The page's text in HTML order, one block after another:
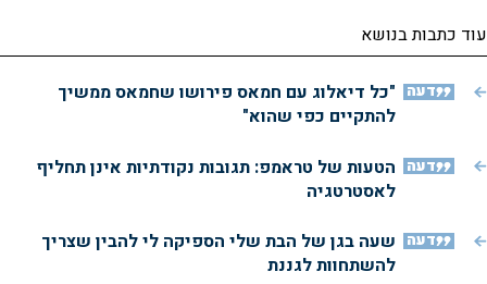
עוד כתבות בנושא
דעה "כל דיאלוג עם חמאס פירושו שחמאס ממשיך
להתקיים כפי שהוא"
דעה הטעות של טראמפ: תגובות נקודתיות אינן תחליף
לאסטרטגיה
דעה שעה בגן של הבת שלי הספיקה לי להבין שצריך
להשתחוות לגננת